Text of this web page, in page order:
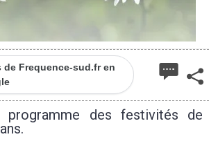
Frequence-sud.fr en
programme des festivités de